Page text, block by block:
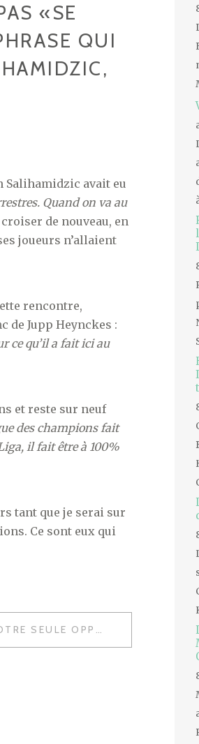
«SE
QUI
Salihamidzic avait eu
Quand on va au
de nouveau, en
joueurs n’allaient
rencontre,
de Jupp Heynckes :
ce qu’il a fait ici au
et reste sur neuf
des champions fait
il fait être à 100%
tant que je serai sur
Ce sont eux qui
KROOS : « C’EST NOTRE SEULE OPPORTUNITÉ DE REMPORTER UN TITRE, »